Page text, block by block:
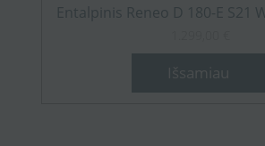
Entalpinis Reneo D 180-E S21
Išsamiau